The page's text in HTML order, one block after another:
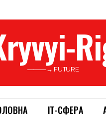
———→ FUTURE
ІТ-СФЕРА